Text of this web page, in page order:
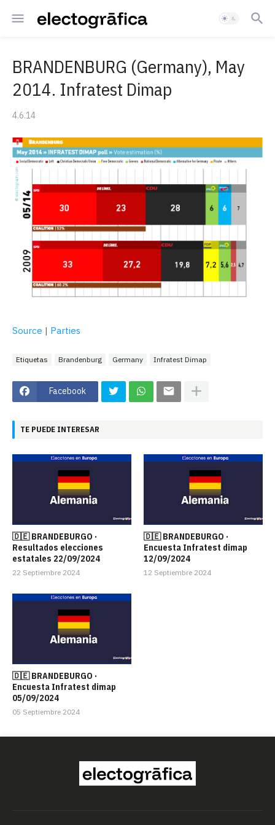
BRANDENBURG (Germany), May
2014. Infratest Dimap
4.6.14
Source | Parties
Etiquetas Brandenburg Germany Infratest Dimap
Facebook
TE PUEDE INTERESAR
🇩🇪 BRANDEBURGO ·
Resultados elecciones
estatales 22/09/2024
22 Septiembre 2024
🇩🇪 BRANDEBURGO ·
Encuesta Infratest dimap
12/09/2024
12 Septiembre 2024
🇩🇪 BRANDEBURGO ·
Encuesta Infratest dimap
05/09/2024
05 Septiembre 2024